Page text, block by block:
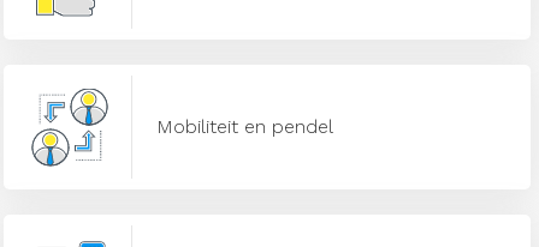
Mobiliteit en pendel